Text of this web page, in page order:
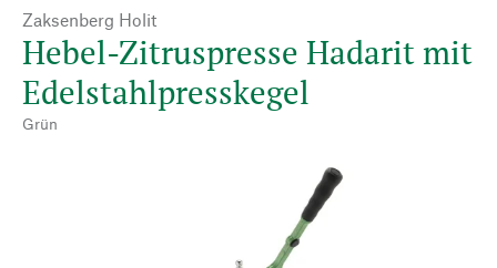
Zaksenberg Holit
Hebel-Zitruspresse Hadarit mit
Edelstahlpresskegel
Grün